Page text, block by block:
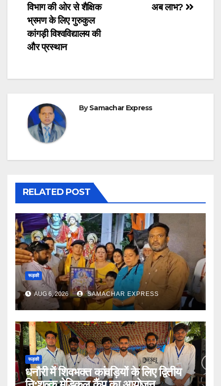
navigation
अब लाभ?
विभाग की ओर से शैक्षिक
भ्रमण के लिए गुरुकुल
कांगड़ी विश्वविद्यालय की
और प्रस्थान
BySamachar Express
RELATED POST
रूड़की
AUG 6, 2026 SAMACHAR EXPRESS
रूड़की
धनौरी में शिवभक्त कांवड़ियों के लिए द्वितीय